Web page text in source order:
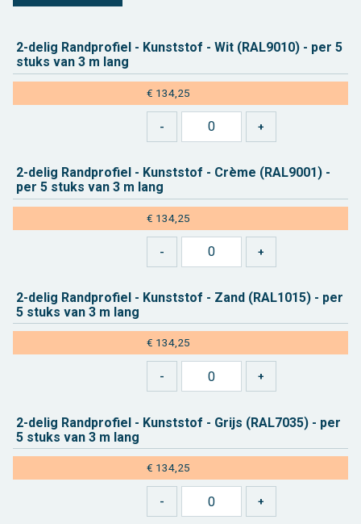
2-delig Rand­pro­fiel - Kunst­stof - Wit (RAL9010) - per 5
stuks van 3 m lang
€ 134,25
2-delig Rand­pro­fiel - Kunst­stof - Crème (RAL9001) -
per 5 stuks van 3 m lang
€ 134,25
2-delig Rand­pro­fiel - Kunst­stof - Zand (RAL1015) - per
5 stuks van 3 m lang
€ 134,25
2-delig Rand­pro­fiel - Kunst­stof - Grijs (RAL7035) - per
5 stuks van 3 m lang
€ 134,25